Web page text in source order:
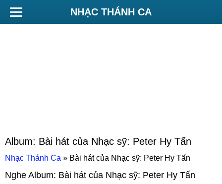
NHẠC THÁNH CA
Album: Bài hát của Nhạc sỹ: Peter Hy Tấn
Nhạc Thánh Ca » Bài hát của Nhạc sỹ: Peter Hy Tấn
Nghe Album: Bài hát của Nhạc sỹ: Peter Hy Tấn